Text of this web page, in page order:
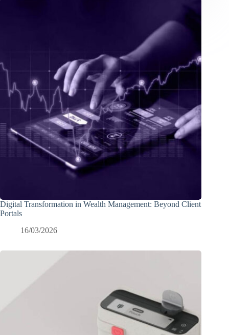
Digital Transformation in Wealth Management: Beyond Client
Portals
16/03/2026